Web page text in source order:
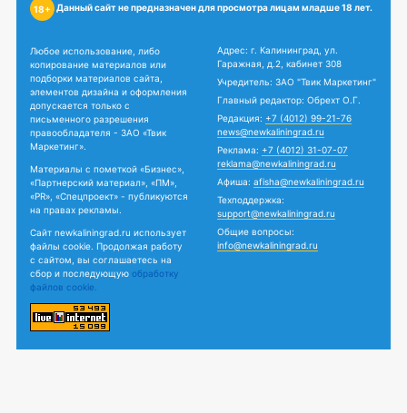
18+ Данный сайт не предназначен для просмотра лицам младше 18 лет.
Любое использование, либо
копирование материалов или
подборки материалов сайта,
элементов дизайна и оформления
допускается только с
письменного разрешения
правообладателя - ЗАО «Твик
Маркетинг».
Материалы с пометкой «Бизнес»,
«Партнерский материал», «ПМ»,
«PR», «Спецпроект» - публикуются
на правах рекламы.
Сайт newkaliningrad.ru использует
файлы cookie. Продолжая работу
с сайтом, вы соглашаетесь на
сбор и последующую обработку
файлов cookie.
Адрес: г. Калининград, ул.
Гаражная, д.2, кабинет 308
Учредитель: ЗАО "Твик Маркетинг"
Главный редактор: Обрехт О.Г.
Редакция: +7 (4012) 99-21-76
news@newkaliningrad.ru
Реклама: +7 (4012) 31-07-07
reklama@newkaliningrad.ru
Афиша: afisha@newkaliningrad.ru
Техподдержка:
support@newkaliningrad.ru
Общие вопросы:
info@newkaliningrad.ru